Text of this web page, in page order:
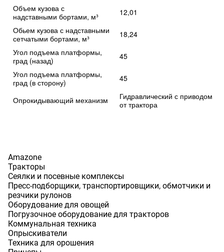
Amazone
Тракторы
Сеялки и посевные комплексы
Пресс-подборщики, транспортировщики, обмотчики и
резчики рулонов
Оборудование для овощей
Погрузочное оборудование для тракторов
Коммунальная техника
Опрыскиватели
Техника для орошения
Объем кузова с
надставными бортами, м³
12,01
Обьем кузова с надставными
сетчатыми бортами, м³
18,24
Угол подъема платформы,
град (назад)
45
Угол подъема платформы,
град (в сторону)
45
Опрокидывающий механизм
Гидравлический с приводом
от трактора